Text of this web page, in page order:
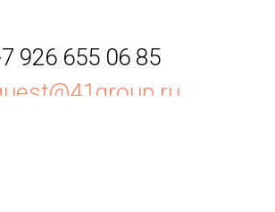
926 655 06 85